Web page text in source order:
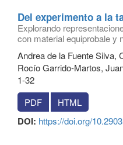
Del experimento a la
Explorando
con material equiprobale y
Andrea de la Fuente Silva,
Rocío Garrido-Martos,
1-32
PDF
HTML
DOI: https://doi.org/